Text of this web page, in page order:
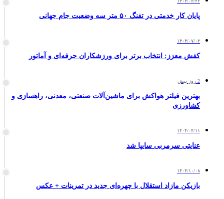
پایان کار خدمتی در تفنگ ۵۰ متر سه وضعیت جام جهانی
۱۴۰۴/۰۷/۰۲
کفش معزز: انتخاب برتر برای ورزشکاران حرفه‌ای و آماتور
2 روز پیش
بهترین فیلتر هواکش برای ماشین‌آلات صنعتی، معدنی، راهسازی و
کشاورزی
۱۴۰۴/۰۴/۱۱
عنایتی سرمربی سایپا شد
۱۴۰۴/۱۰/۰۸
بازیکن مازاد استقلال با چهره‌ای جدید در تمرینات + عکس